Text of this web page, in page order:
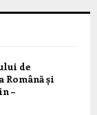
de
Română și
–